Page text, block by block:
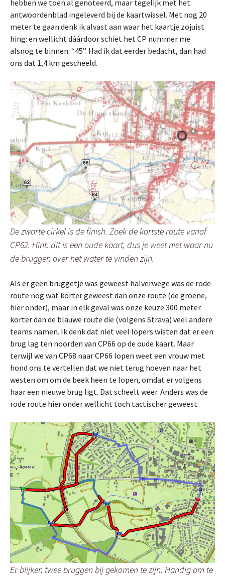
hebben we toen al genoteerd, maar tegelijk met het
antwoordenblad ingeleverd bij de kaartwissel. Met nog 20
meter te gaan denk ik alvast aan waar het kaartje zojuist
hing: en wellicht dáárdoor schiet het CP nummer me
alsnog te binnen: “45”. Had ik dat eerder bedacht, dan had
ons dat 1,4 km gescheeld.
De zwarte cirkel is de finish. Zoek de kortste route vanaf
CP62. Hint: dit is een oude kaart, dus je weet niet waar nu
de bruggen over het water te vinden zijn.
Als er geen bruggetje was geweest halverwege was de rode
route nog wat korter geweest dan onze route (de groene,
hier onder), maar in elk geval was onze keuze 300 meter
korter dan de blauwe route die (volgens Strava) veel andere
teams namen. Ik denk dat niet veel lopers wisten dat er een
brug lag ten noorden van CP66 op de oude kaart. Maar
terwijl we van CP68 naar CP66 lopen weet een vrouw met
hond ons te vertellen dat we niet terug hoeven naar het
westen om om de beek heen te lopen, omdat er volgens
haar een nieuwe brug ligt. Dat scheelt weer. Anders was de
rode route hier onder wellicht toch tactischer geweest.
Er blijken twee bruggen bij gekomen te zijn. Handig om te